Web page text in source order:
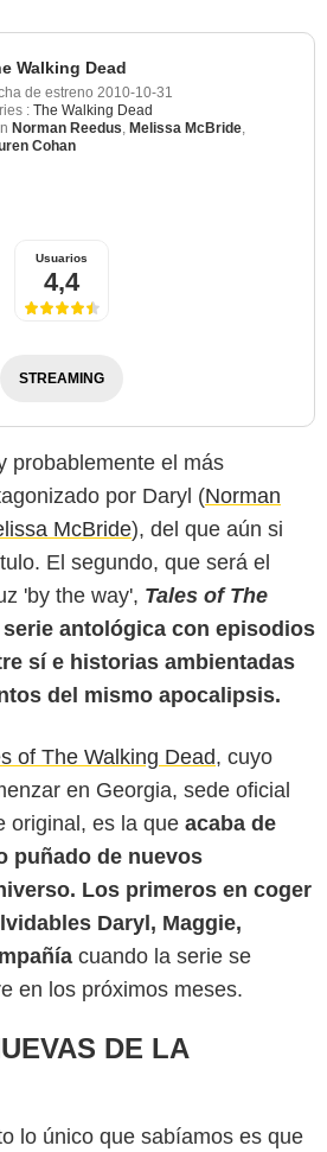
Walking Dead
de estreno 2010-10-31
: The Walking Dead
Norman Reedus Melissa McBride
Cohan
Usuarios
4,4
STREAMING
probablemente el más
por Daryl (Norman
McBride), del que aún si
El segundo, que será el
'by the way', Tales of The
serie antológica con episodios
sí e historias ambientadas
del mismo apocalipsis.
of The Walking Dead, cuyo
en Georgia, sede oficial
original, es la que acaba de
puñado de nuevos
Los primeros en coger
Daryl, Maggie,
cuando la serie se
en los próximos meses.
DE LA
lo único que sabíamos es que